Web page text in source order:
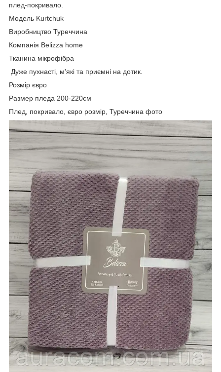
плед-покривало.
Модель Kurtchuk
Виробництво Туреччина
Компанія Belizza home
Тканина мікрофібра
Дуже пухнасті, м'які та приємні на дотик.
Розмір євро
Размер пледа 200-220см
Плед, покривало, євро розмір, Туреччина фото